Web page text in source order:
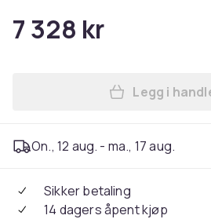
7 328 kr
Legg i
On., 12 aug. - ma., 17 aug.
Sikker betaling
14 dagers åpent kjøp